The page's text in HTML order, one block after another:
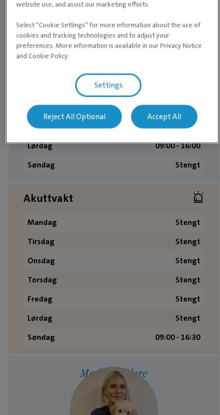
Åpningstider
Mandag
08:00 ­- 18:00
Torsdag
08:00 ­- 18:00
Fredag
08:00 ­- 18:00
Lørdag
09:00 ­- 16:00
Søndag
Stengt
Akuttvakt
Mandag
Stengt
Tirsdag
Stengt
Onsdag
Stengt
Torsdag
Stengt
Fredag
Stengt
Lørdag
Stengt
Søndag
09:00 - 16:30
Medarbeidere
website use, and assist our marketing efforts.
Select “Cookie Settings” for more information about the use of
cookies and tracking technologies and to adjust your
preferences. More information is available in our Privacy Notice
and Cookie Policy.
Settings
Reject All Optional Accept All